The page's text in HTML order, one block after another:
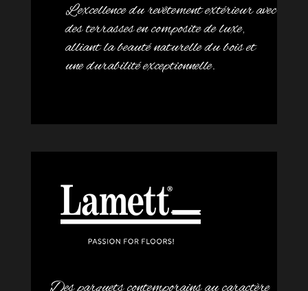
L’excellence du revêtement extérieur avec
des terrasses en composite de luxe,
alliant la beauté naturelle du bois et
une durabilité exceptionnelle.